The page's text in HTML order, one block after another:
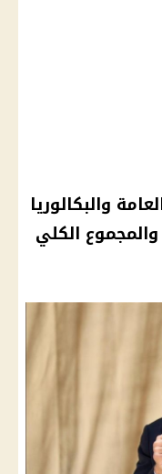
والبكالوريا
الكلي